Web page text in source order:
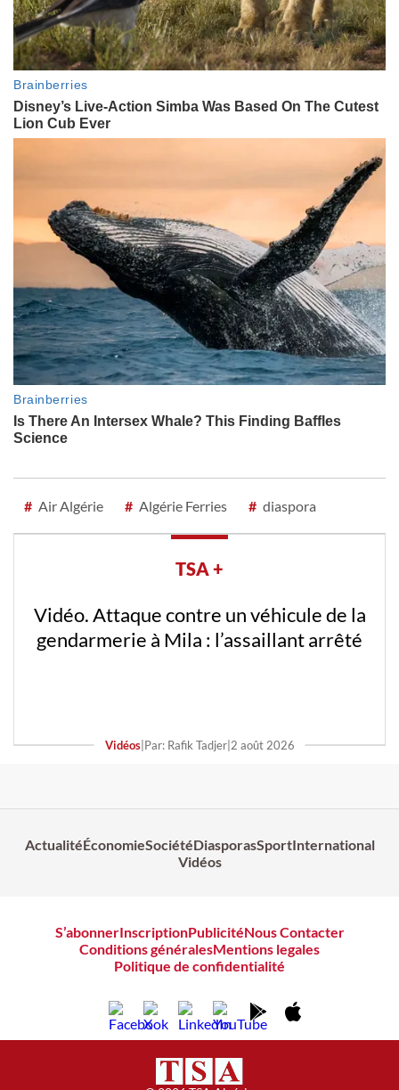
# Air Algérie # Algérie Ferries # diaspora
TSA +
Vidéo. Attaque contre un véhicule de la
gendarmerie à Mila : l’assaillant arrêté
Vidéos| Par: Rafik Tadjer| 2 août 2026
ActualitéÉconomieSociétéDiasporasSportInternational
Vidéos
S’abonnerInscriptionPublicitéNous Contacter
Conditions généralesMentions legales
Politique de confidentialité